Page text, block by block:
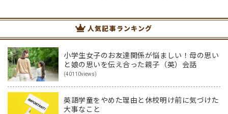
人気記事ランキング
小学生女子のお友達関係が悩ましい！母の思い
と娘の思いを伝え合った親子（英）会話
(40110views)
英語学童をやめた理由と休校明け前に気づけた
大事なこと